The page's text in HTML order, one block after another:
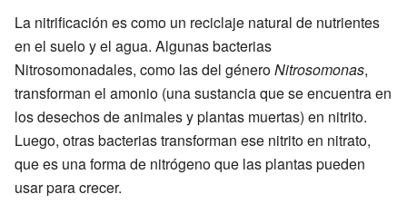
La nitrificación es como un reciclaje natural de nutrientes
en el suelo y el agua. Algunas bacterias
Nitrosomonadales, como las del géneroNitrosomonas,
transforman el amonio (una sustancia que se encuentra en
los desechos de animales y plantas muertas) en nitrito.
Luego, otras bacterias transforman ese nitrito en nitrato,
que es una forma de nitrógeno que las plantas pueden
usar para crecer.